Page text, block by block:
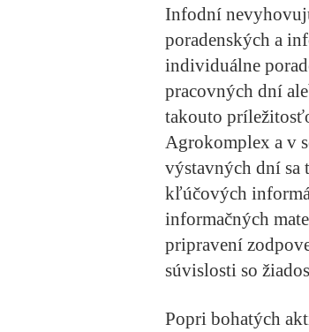
Infodní
poradenských a
individuálne
pracovných dní
takouto
Agrokomplex a v
výstavných dní sa
kľúčových
informačných
pripravení
súvislosti so
Popri bohatých